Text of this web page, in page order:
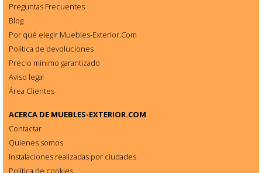
Preguntas Frecuentes
Blog
Por qué elegir Muebles-Exterior.Com
Política de devoluciones
Precio mínimo garantizado
Aviso legal
Área Clientes
ACERCA DE MUEBLES-EXTERIOR.COM
Contactar
Quienes somos
Instalaciones realizadas por ciudades
Política de cookies